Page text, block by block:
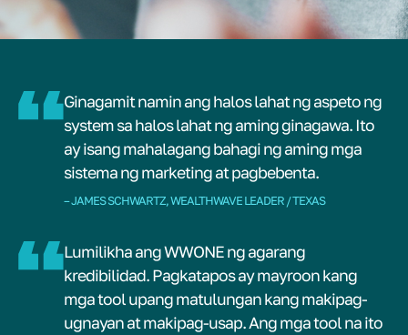
Ginagamit namin ang halos lahat ng aspeto ng
system sa halos lahat ng aming ginagawa. Ito
ay isang mahalagang bahagi ng aming mga
sistema ng marketing at pagbebenta.
– JAMES SCHWARTZ, WEALTHWAVE LEADER / TEXAS
Lumilikha ang WWONE ng agarang
kredibilidad. Pagkatapos ay mayroon kang
mga tool upang matulungan kang makipag-
ugnayan at makipag-usap. Ang mga tool na ito